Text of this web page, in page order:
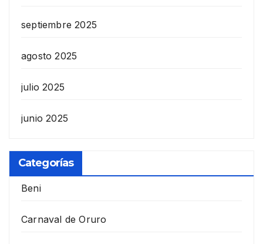
septiembre 2025
agosto 2025
julio 2025
junio 2025
Categorías
Beni
Carnaval de Oruro